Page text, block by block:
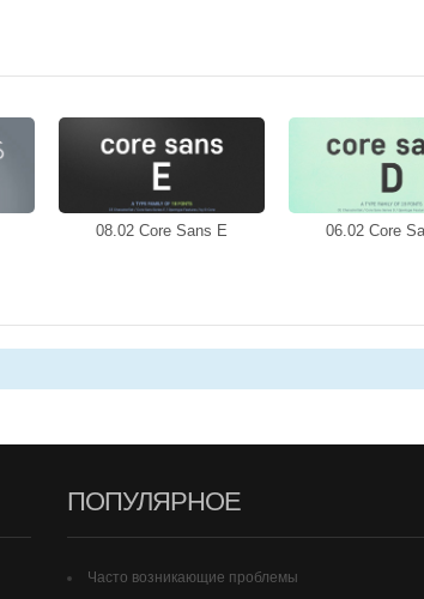
08.02 Core Sans E 06.02 Core
ПОПУЛЯРНОЕ
Часто возникающие проблемы